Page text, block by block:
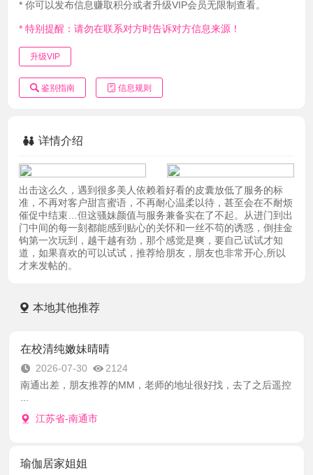
* 你可以发布信息赚取积分或者升级VIP会员无限制查看。
* 特别提醒：请勿在联系对方时告诉对方信息来源！
升级VIP
鉴别指南 信息规则
详情介绍
出击这么久，遇到很多美人依赖着好看的皮囊放低了服务的标
准，不再对客户甜言蜜语，不再耐心温柔以待，甚至会在不耐烦
催促中结束…但这骚妹颜值与服务兼备实在了不起。从进门到出
门中间的每一刻都能感到贴心的关怀和一丝不苟的诱惑，倒挂金
钩第一次玩到，越干越有劲，那个感觉是爽，要自己试试才知
道，如果喜欢的可以试试，推荐给朋友，朋友也非常开心,所以
才来发帖的。
本地其他推荐
在校清纯嫩妹晴晴
2026-07-30
2124
南通出差，朋友推荐的MM，老师的地址很好找，去了之后遥控
...
江苏省-南通市
瑜伽居家姐姐